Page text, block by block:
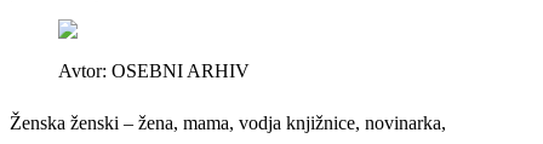
Avtor: OSEBNI ARHIV
Ženska ženski – žena, mama, vodja knjižnice, novinarka,